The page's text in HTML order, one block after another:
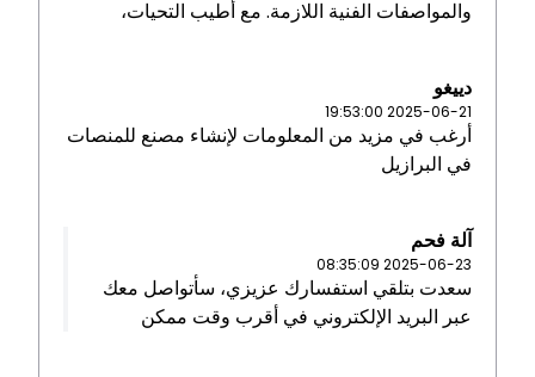
والمواصفات الفنية اللازمة. مع أطيب التحيات،
دييغو
2025-06-21 19:53:00
أرغب في مزيد من المعلومات لإنشاء مصنع للمنصات
في البرازيل
آلة فحم
2025-06-23 08:35:09
سعدت بتلقي استفسارك عزيزي، سأتواصل معك
عبر البريد الإلكتروني في أقرب وقت ممكن